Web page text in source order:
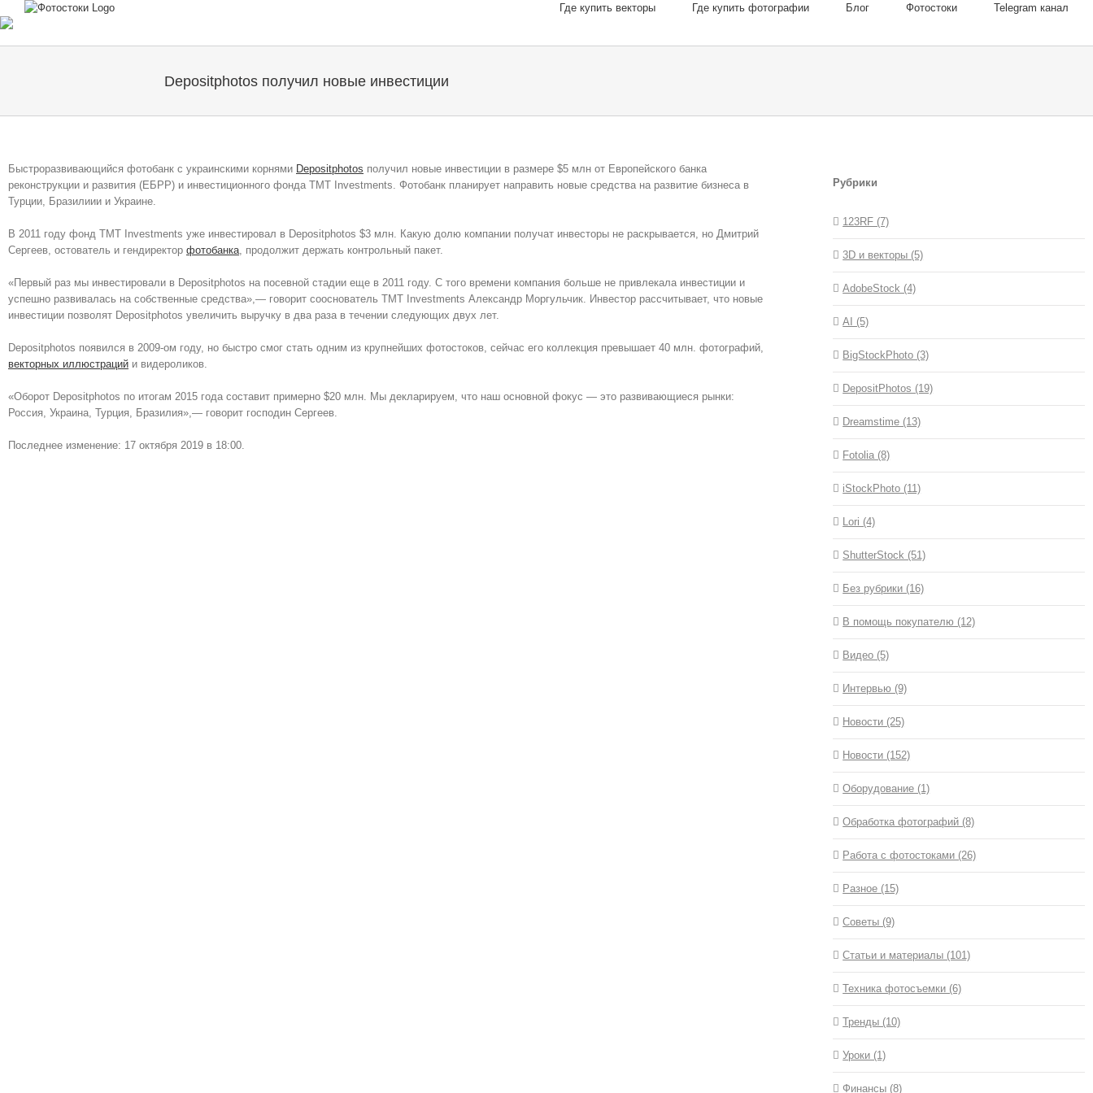
to
Где купить векторы Где купить фотографии Блог Фотостоки Telegram канал
Depositphotos получил новые инвестиции
Быстроразвивающийся фотобанк с украинскими корнями Depositphotos получил новые инвестиции в размере $5 млн от Европейского банка
реконструкции и развития (ЕБРР) и инвестиционного фонда TMT Investments. Фотобанк планирует направить новые средства на развитие бизнеса в
Турции, Бразилиии и Украине.
В 2011 году фонд TMT Investments уже инвестировал в Depositphotos $3 млн. Какую долю компании получат инвесторы не раскрывается, но Дмитрий
Сергеев, остователь и гендиректор фотобанка, продолжит держать контрольный пакет.
«Первый раз мы инвестировали в Depositphotos на посевной стадии еще в 2011 году. С того времени компания больше не привлекала инвестиции и
успешно развивалась на собственные средства»,— говорит сооснователь TMT Investments Александр Моргульчик. Инвестор рассчитывает, что новые
инвестиции позволят Depositphotos увеличить выручку в два раза в течении следующих двух лет.
Depositphotos появился в 2009-ом году, но быстро смог стать одним из крупнейших фотостоков, сейчас его коллекция превышает 40 млн. фотографий,
векторных иллюстраций и видероликов.
«Оборот Depositphotos по итогам 2015 года составит примерно $20 млн. Мы декларируем, что наш основной фокус — это развивающиеся рынки:
Россия, Украина, Турция, Бразилия»,— говорит господин Сергеев.
Последнее изменение: 17 октября 2019 в 18:00.
Рубрики
123RF (7)
3D и векторы (5)
AdobeStock (4)
AI (5)
BigStockPhoto (3)
DepositPhotos (19)
Dreamstime (13)
Fotolia (8)
iStockPhoto (11)
Lori (4)
ShutterStock (51)
Без рубрики (16)
В помощь покупателю (12)
Видео (5)
Интервью (9)
Новости (25)
Новости (152)
Оборудование (1)
Обработка фотографий (8)
Работа с фотостоками (26)
Разное (15)
Советы (9)
Статьи и материалы (101)
Техника фотосъемки (6)
Тренды (10)
Уроки (1)
Финансы (8)